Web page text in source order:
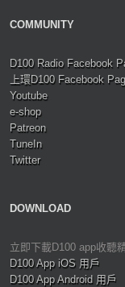
COMMUNITY
D100 Radio Facebook
上環D100 Facebook
Youtube
e-shop
Patreon
TuneIn
Twitter
DOWNLOAD
立即下載D100 app收聽
D100 App iOS 用戶
D100 App Android 用戶